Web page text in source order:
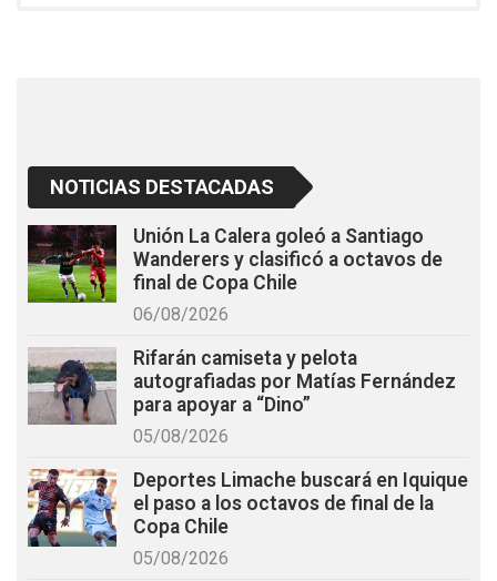
NOTICIAS DESTACADAS
Unión La Calera goleó a Santiago
Wanderers y clasificó a octavos de
final de Copa Chile
06/08/2026
Rifarán camiseta y pelota
autografiadas por Matías Fernández
para apoyar a “Dino”
05/08/2026
Deportes Limache buscará en Iquique
el paso a los octavos de final de la
Copa Chile
05/08/2026